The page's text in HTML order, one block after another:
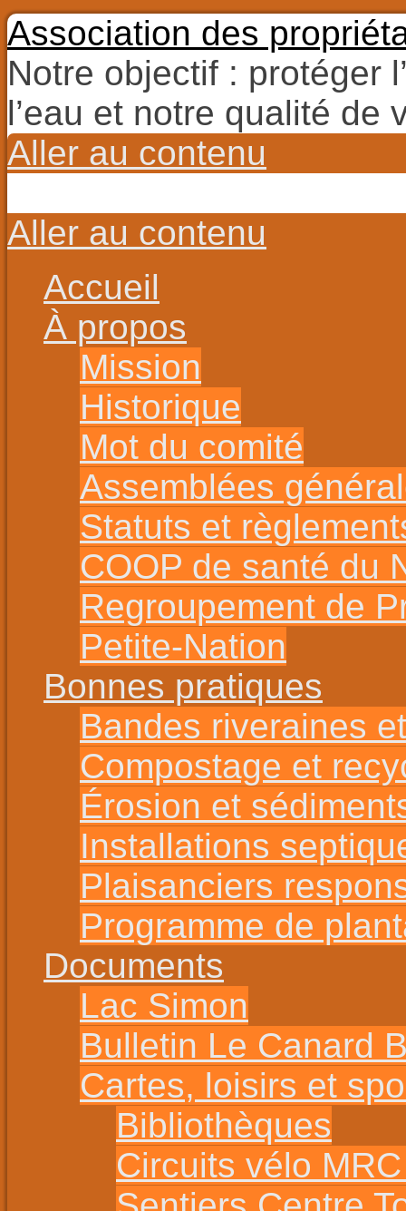
Association des
Notre objectif : protéger
l’eau et notre qualité de
Aller au contenu
Aller au contenu
Accueil
À propos
Mission
Historique
Mot du comité
Assemblées
Statuts et
COOP de santé du
Regroupement de
Petite-Nation
Bonnes pratiques
Bandes riveraines
Compostage et
Érosion et
Installations
Plaisanciers
Programme de
Documents
Lac Simon
Bulletin Le Canard
Cartes, loisirs et
Bibliothèques
Circuits vélo